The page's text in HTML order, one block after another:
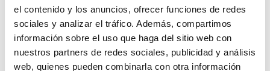
el contenido y los anuncios, ofrecer funciones de redes
sociales y analizar el tráfico. Además, compartimos
información sobre el uso que haga del sitio web con
nuestros partners de redes sociales, publicidad y análisis
web, quienes pueden combinarla con otra información